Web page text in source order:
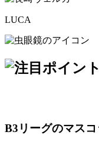
LUCA
B3リーグのマスコ